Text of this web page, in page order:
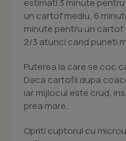
estimati 3 minute
un cartof mediu, 6
minute pentru un cartof
2/3 atunci cand puneti
Puterea la care se coc
Daca cartofii dupa
iar mijlocul este crud,
prea mare.
Opriti cuptorul cu